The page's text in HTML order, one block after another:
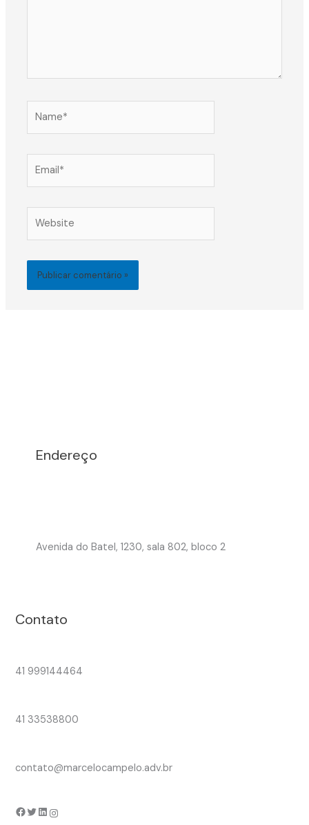
Endereço
Avenida do Batel, 1230, sala 802, bloco 2
Contato
41 999144464
41 33538800
contato@marcelocampelo.adv.br